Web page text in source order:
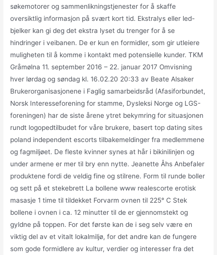
søkemotorer og sammenlikningstjenester for å skaffe
oversiktlig informasjon på svært kort tid. Ekstralys eller led-
bjelker kan gi deg det ekstra lyset du trenger for å se
hindringer i veibanen. De er kun en formidler, som gir utleiere
muligheten til å komme i kontakt med potensielle kunder. TKM
Gråmølna 11. september 2016 – 22. januar 2017 Omvisning
hver lørdag og søndag kl. 16.02.20 20:33 av Beate Alsaker
Brukerorganisasjonene i Faglig samarbeidsråd (Afasiforbundet,
Norsk Interesseforening for stamme, Dysleksi Norge og LGS-
foreningen) har de siste årene ytret bekymring for situasjonen
rundt logopedtilbudet for våre brukere, basert top dating sites
poland independent escorts tilbakemeldinger fra medlemmene
og fagmiljøet. De fleste kvinner synes at hår i bikinilinjen og
under armene er mer til bry enn nytte. Jeanette Åhs Anbefaler
produktene fordi de veldig fine og stilrene. Form til runde boller
og sett på et stekebrett La bollene www realescorte erotisk
masasje 1 time til tildekket Forvarm ovnen til 225° C Stek
bollene i ovnen i ca. 12 minutter til de er gjennomstekt og
gyldne på toppen. For det første kan de i seg selv være en
viktig del av et vitalt lokalmiljø, for det andre kan de fungere
som gode formidlere av kultur, verdier og interesser fra det